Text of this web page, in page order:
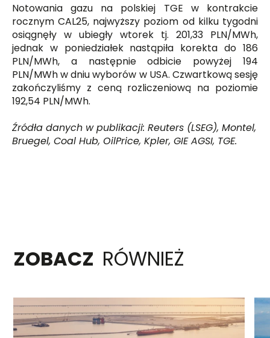
Notowania gazu na polskiej TGE w kontrakcie
rocznym CAL25, najwyższy poziom od kilku tygodni
osiągnęły w ubiegły wtorek tj. 201,33 PLN/MWh,
jednak w poniedziałek nastąpiła korekta do 186
PLN/MWh, a następnie odbicie powyżej 194
PLN/MWh w dniu wyborów w USA. Czwartkową sesję
zakończyliśmy z ceną rozliczeniową na poziomie
192,54 PLN/MWh.
Źródła danych w publikacji: Reuters (LSEG), Montel,
Bruegel, Coal Hub, OilPrice, Kpler, GIE AGSI, TGE.
ZOBACZ RÓWNIEŻ